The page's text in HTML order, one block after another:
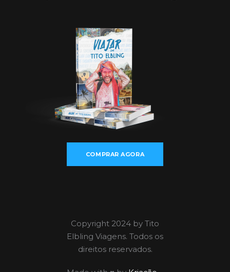
COMPRAR AGORA
Copyright 2024 by Tito
Elbling Viagens. Todos os
direitos reservados.